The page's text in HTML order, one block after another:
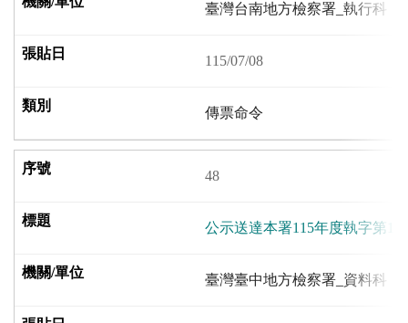
臺灣台南地方檢察署_執行科
115/07/08
傳票命令
48
公示送達本署115年度執字第
臺灣臺中地方檢察署_資料科